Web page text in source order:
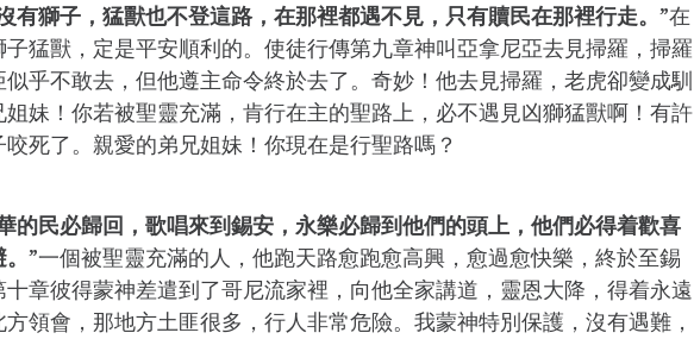
有獅子，猛獸也不登這路，在那裡都遇不見，只有贖民在那裡行走。 ”在
猛獸，定是平安順利的。使徒行傳第九章神叫亞拿尼亞去見掃羅，掃羅
乎不敢去，但他遵主命令終於去了。奇妙！他去見掃羅，老虎卻變成馴
妹！你若被聖靈充滿，肯行在主的聖路上，必不遇見凶獅猛獸啊！有許
死了。親愛的弟兄姐妹！你現在是行聖路嗎？
的民必歸回，歌唱來到錫安，永樂必歸到他們的頭上，他們必得着歡喜
”一個被聖靈充滿的人，他跑天路愈跑愈高興，愈過愈快樂，終於至錫
章彼得蒙神差遣到了哥尼流家裡，向他全家講道，靈恩大降，得着永遠
領會，那地方土匪很多，行人非常危險。我蒙神特別保護，沒有遇難，